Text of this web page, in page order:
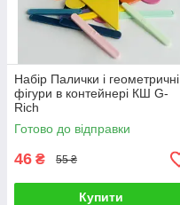
Набір Палички і геометричні
фігури в контейнері КШ G-
Rich
Готово до відправки
46 ₴ 55 ₴
Купити